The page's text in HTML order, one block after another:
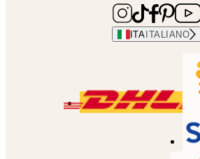
ITA ITALIANO